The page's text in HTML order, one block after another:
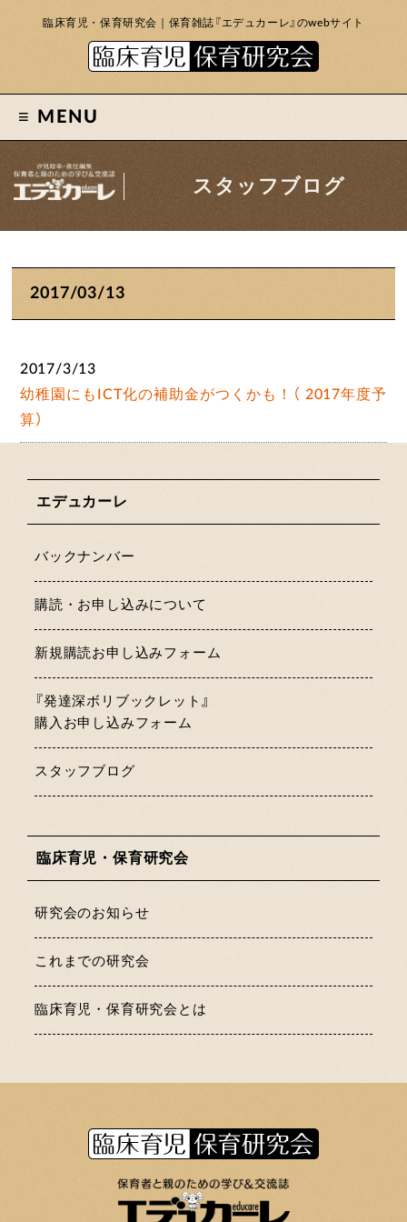
臨床育児・保育研究会｜保育雑誌『エデュカーレ』のwebサイト
MENU
スタッフブログ
2017/03/13
2017/3/13
幼稚園にもICT化の補助金がつくかも！（ 2017年度予
算）
エデュカーレ
バックナンバー
購読・お申し込みについて
新規購読お申し込みフォーム
『発達深ボリブックレット』
購入お申し込みフォーム
スタッフブログ
臨床育児・保育研究会
研究会のお知らせ
これまでの研究会
臨床育児・保育研究会とは